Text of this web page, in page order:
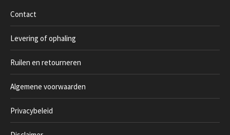
Contact
Levering of ophaling
Ruilen en retourneren
Algemene voorwaarden
Privacybeleid